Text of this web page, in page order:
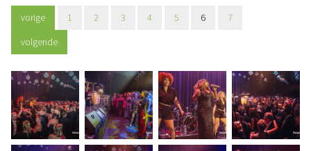
vorige 1 2 3 4 5 6
7
volgende